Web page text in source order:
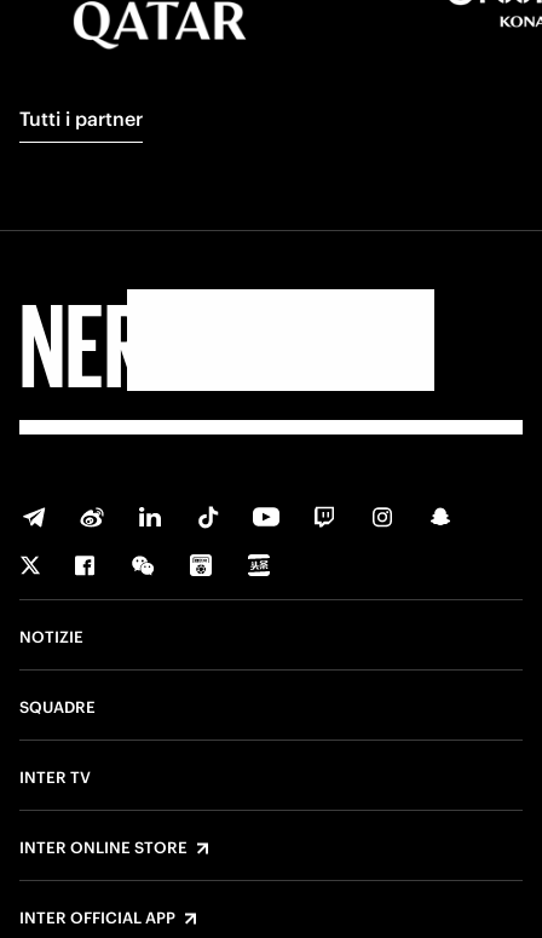
Tutti i partner
NERAZZURRI
NOTIZIE
SQUADRE
INTER TV
INTER ONLINE STORE
INTER OFFICIAL APP